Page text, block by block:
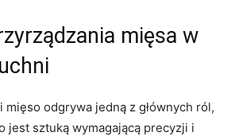
‌mięsa w
odgrywa jedną z głównych ‌ról,‍
​jest sztuką wymagającą ‍precyzji i